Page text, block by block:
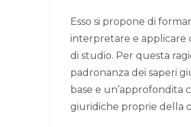
Esso si propone di
interpretare e applicare
di studio. Per questa
padronanza dei saperi
base e un’approfondita
giuridiche proprie della